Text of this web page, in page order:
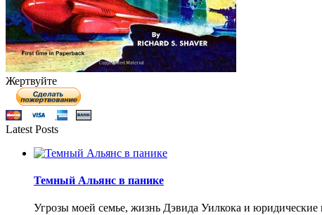
Жертвуйте
Latest Posts
Темный Альянс в панике
Угрозы моей семье, жизнь Дэвида Уилкока и юридические